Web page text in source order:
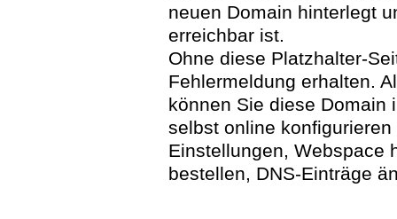
neuen Domain hinterlegt
erreichbar ist.
Ohne diese Platzhalter-
Fehlermeldung erhalten.
können Sie diese Domain
selbst online
Einstellungen, Webspace
bestellen, DNS-Einträge